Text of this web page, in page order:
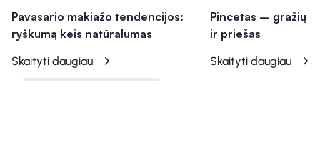
Pavasario makiažo tendencijos:
ryškumą keis natūralumas
Skaityti daugiau
Pincetas – gražių
ir priešas
Skaityti daugiau